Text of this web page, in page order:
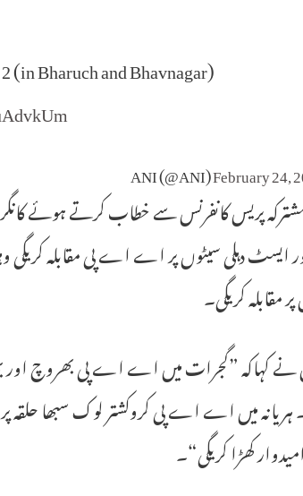
(in Bharuch and Bhavnagar)
February 24,
پریس کانفرنس سے خطاب کرتے ہوئے
ایسٹ دہلی سیٹوں پر اے اے پی مقابلہ کریگی
مقابلہ کریگی۔
ہریانہ میں اے اے پی کروکشتر لوک سبھا حلقہ
کھڑا کریگی“۔